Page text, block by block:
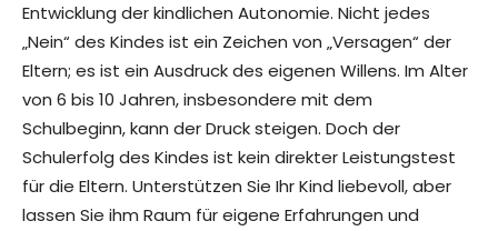
Entwicklung der kindlichen Autonomie. Nicht jedes
„Nein“ des Kindes ist ein Zeichen von „Versagen“ der
Eltern; es ist ein Ausdruck des eigenen Willens. Im Alter
von 6 bis 10 Jahren, insbesondere mit dem
Schulbeginn, kann der Druck steigen. Doch der
Schulerfolg des Kindes ist kein direkter Leistungstest
für die Eltern. Unterstützen Sie Ihr Kind liebevoll, aber
lassen Sie ihm Raum für eigene Erfahrungen und